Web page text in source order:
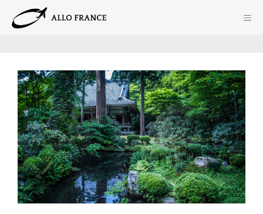
contenu